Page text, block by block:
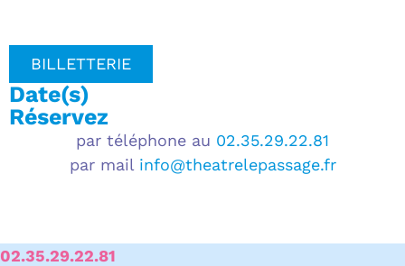
BILLETTERIE
Date(s)
Réservez
par téléphone au 02.35.29.22.81
par mail info@theatrelepassage.fr
02.35.29.22.81